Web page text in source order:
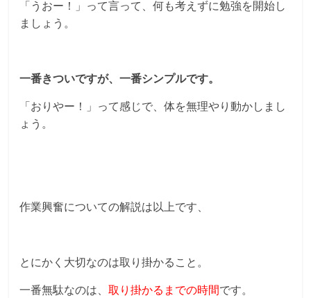
「うおー！」って言って、何も考えずに勉強を開始し
ましょう。
一番きついですが、一番シンプルです。
「おりやー！」って感じで、体を無理やり動かしまし
ょう。
作業興奮についての解説は以上です、
とにかく大切なのは取り掛かること。
一番無駄なのは、取り掛かるまでの時間です。